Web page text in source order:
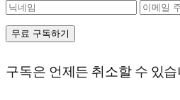
무료 구독하기
구독은 언제든 취소할 수 있